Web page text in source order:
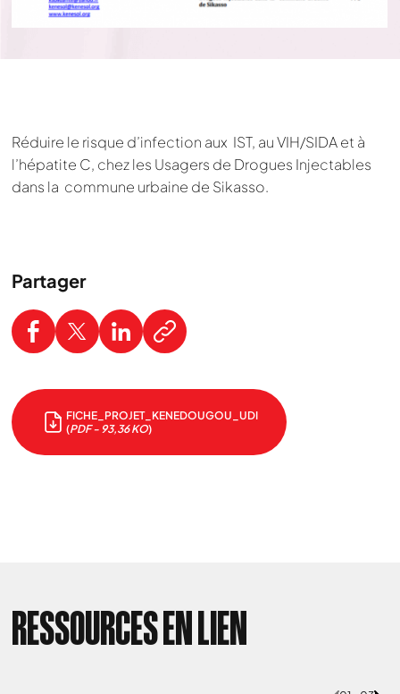
Réduire le risque d’infection aux IST, au VIH/SIDA et à
l’hépatite C, chez les Usagers de Drogues Injectables
dans la commune urbaine de Sikasso.
Partager
FICHE_PROJET_KENEDOUGOU_UDI
(PDF - 93,36 KO)
RESSOURCES EN LIEN